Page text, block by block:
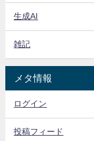
生成AI
雑記
メタ情報
ログイン
投稿フィード